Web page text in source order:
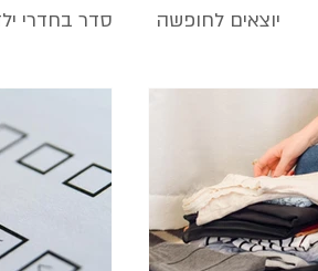
יוצאים לחופשה סדר בחדרי
לסידור הבית הסדר שבפנים
סדר וארגון שחרור חפצים